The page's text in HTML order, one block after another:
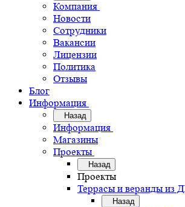
Компания
Новости
Сотрудники
Вакансии
Лицензии
Политика
Отзывы
Блог
Информация
Назад
Информация
Магазины
Проекты
Назад
Проекты
Террасы и веранды из
Назад